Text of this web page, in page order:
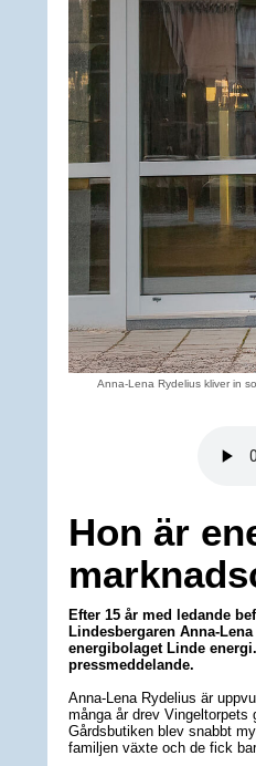
Anna-Lena Rydelius kliver in
Hon är
Efter 15 år med ledande
Lindesbergaren Anna-
energibolaget Linde
pressmeddelande.
Anna-Lena Rydelius är
många år drev
Gårdsbutiken blev snabbt
familjen växte och de fick